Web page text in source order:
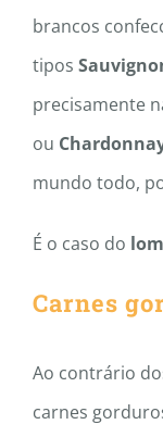
brancos
tipos
precisamente
ou
mundo todo,
É o caso do
Carnes
Ao contrário
carnes